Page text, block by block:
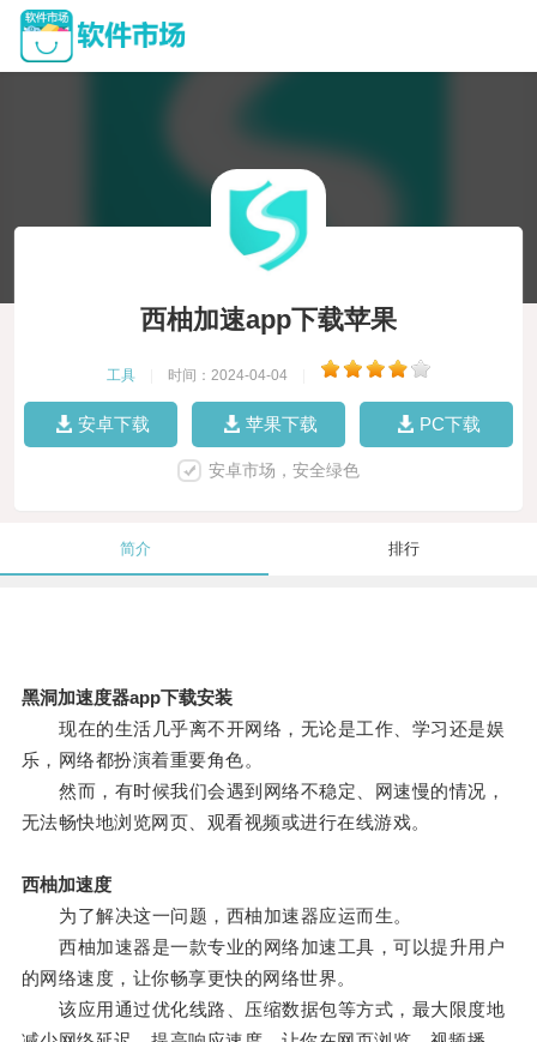
西柚加速app下载苹果
工具 时间：2024-04-04
安卓下载 苹果下载 PC下载
安卓市场，安全绿色
简介 排行
黑洞加速度器app下载安装
现在的生活几乎离不开网络，无论是工作、学习还是娱
乐，网络都扮演着重要角色。
然而，有时候我们会遇到网络不稳定、网速慢的情况，
无法畅快地浏览网页、观看视频或进行在线游戏。
西柚加速度
为了解决这一问题，西柚加速器应运而生。
西柚加速器是一款专业的网络加速工具，可以提升用户
的网络速度，让你畅享更快的网络世界。
该应用通过优化线路、压缩数据包等方式，最大限度地